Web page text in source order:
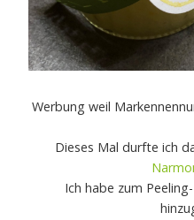
Werbung weil
Dieses Mal durfte ich
Ich habe zum